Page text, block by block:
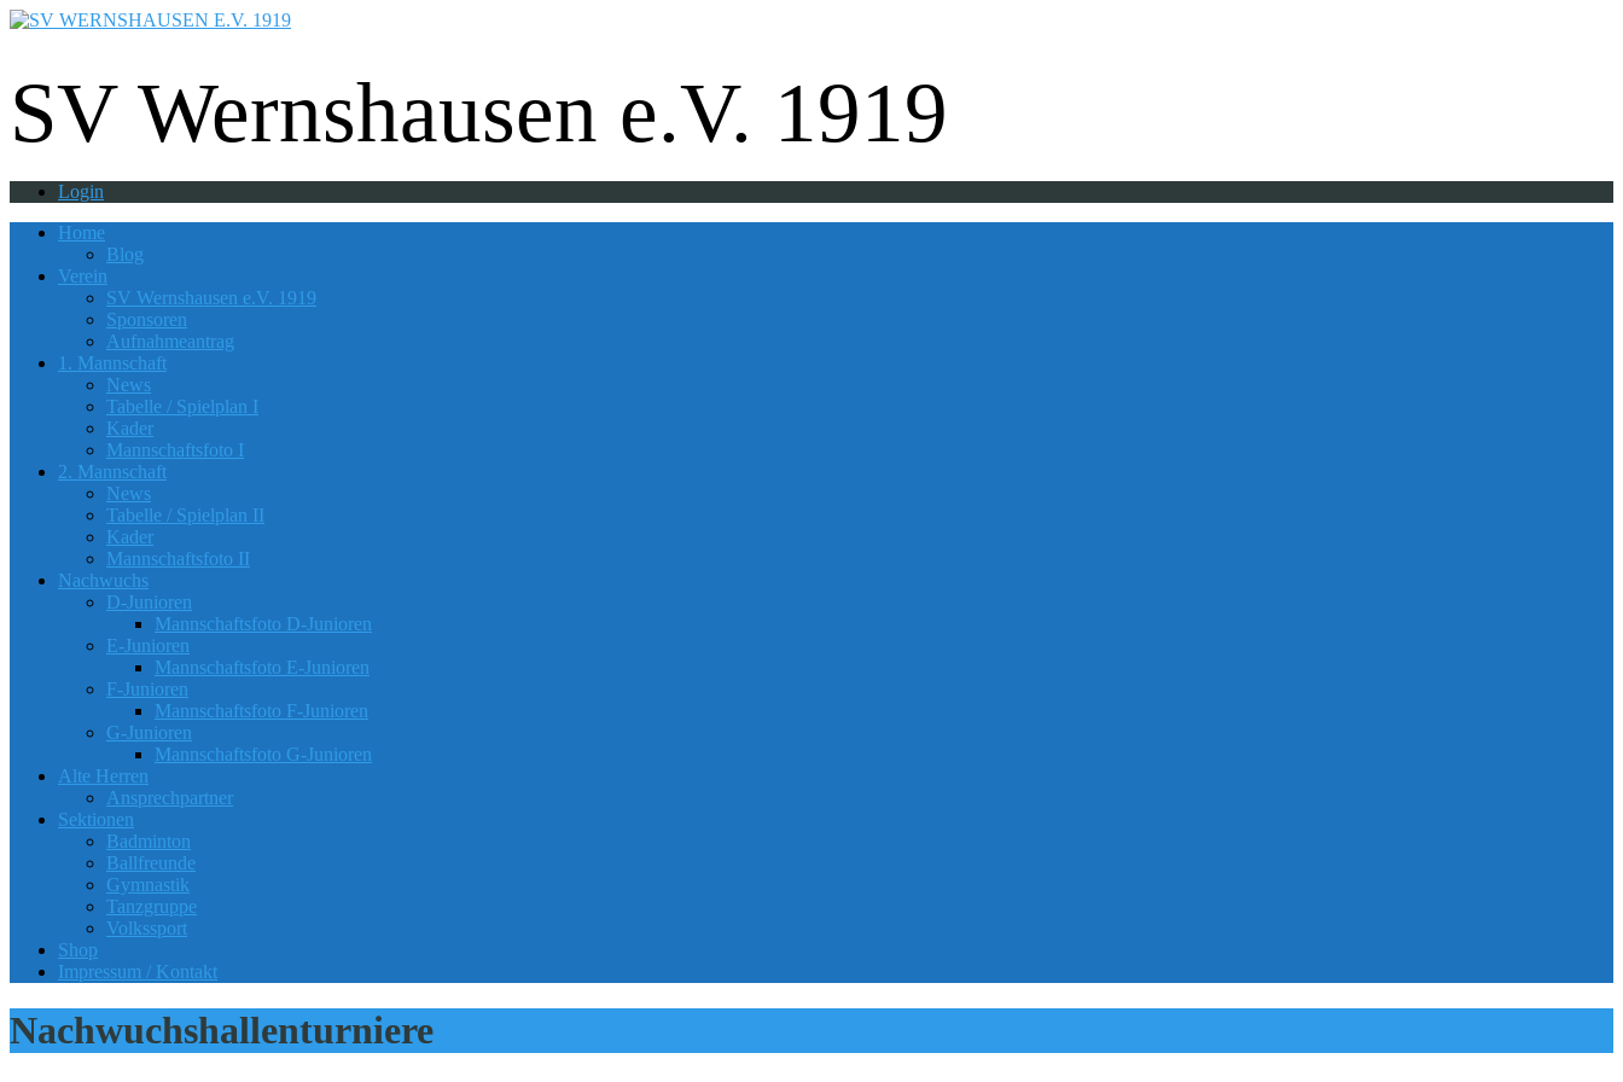
SV Wernshausen e.V. 1919
Login
Home
Blog
Verein
SV Wernshausen e.V. 1919
Sponsoren
Aufnahmeantrag
1. Mannschaft
News
Tabelle / Spielplan I
Kader
Mannschaftsfoto I
2. Mannschaft
News
Tabelle / Spielplan II
Kader
Mannschaftsfoto II
Nachwuchs
D-Junioren
Mannschaftsfoto D-Junioren
E-Junioren
Mannschaftsfoto E-Junioren
F-Junioren
Mannschaftsfoto F-Junioren
G-Junioren
Mannschaftsfoto G-Junioren
Alte Herren
Ansprechpartner
Sektionen
Badminton
Ballfreunde
Gymnastik
Tanzgruppe
Volkssport
Shop
Impressum / Kontakt
Nachwuchshallenturniere